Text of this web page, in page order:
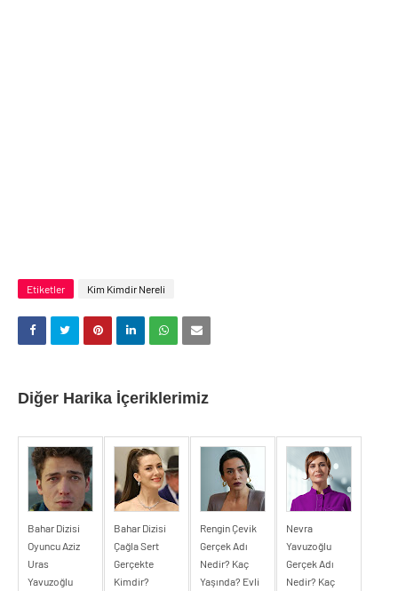
Etiketler Kim Kimdir Nereli
Diğer Harika İçeriklerimiz
Bahar Dizisi
Oyuncu Aziz
Uras
Yavuzoğlu
Bahar Dizisi
Çağla Sert
Gerçekte
Kimdir?
Rengin Çevik
Gerçek Adı
Nedir? Kaç
Yaşında? Evli
Nevra
Yavuzoğlu
Gerçek Adı
Nedir? Kaç